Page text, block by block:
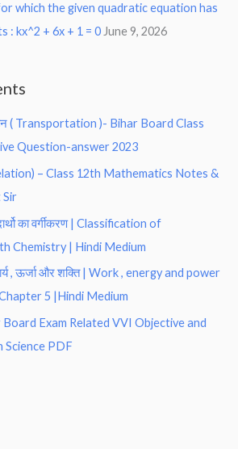
which the given quadratic equation has
: kx^2 + 6x + 1 = 0June 9, 2026
( Transportation )- Bihar Board Class
Question-answer 2023
– Class 12th Mathematics Notes &
Sir
का वर्गीकरण | Classification of
Chemistry | Hindi Medium
, ऊर्जा और शक्ति | Work , energy and power
5 |Hindi Medium
Board Exam Related VVI Objective and
Science PDF